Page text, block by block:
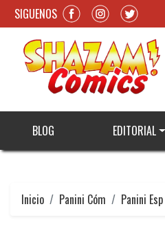
SIGUENOS
BLOG EDITORIAL
Inicio Panini Cóm Panini Esp